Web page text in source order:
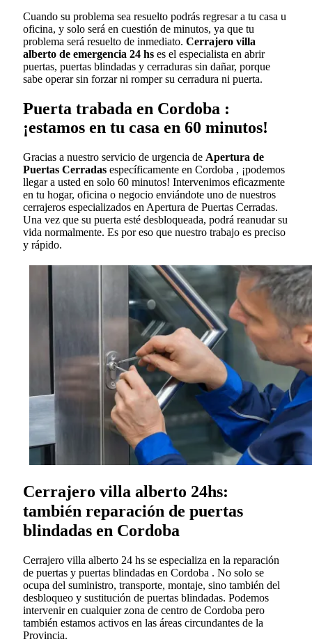
Cuando su problema sea resuelto podrás regresar a tu casa u
oficina, y solo será en cuestión de minutos, ya que tu
problema será resuelto de inmediato. Cerrajero villa
alberto de emergencia 24 hs es el especialista en abrir
puertas, puertas blindadas y cerraduras sin dañar, porque
sabe operar sin forzar ni romper su cerradura ni puerta.
Puerta trabada en Cordoba :
¡estamos en tu casa en 60 minutos!
Gracias a nuestro servicio de urgencia de Apertura de
Puertas Cerradas específicamente en Cordoba , ¡podemos
llegar a usted en solo 60 minutos! Intervenimos eficazmente
en tu hogar, oficina o negocio enviándote uno de nuestros
cerrajeros especializados en Apertura de Puertas Cerradas.
Una vez que su puerta esté desbloqueada, podrá reanudar su
vida normalmente. Es por eso que nuestro trabajo es preciso
y rápido.
Cerrajero villa alberto 24hs:
también reparación de puertas
blindadas en Cordoba
Cerrajero villa alberto 24 hs se especializa en la reparación
de puertas y puertas blindadas en Cordoba . No solo se
ocupa del suministro, transporte, montaje, sino también del
desbloqueo y sustitución de puertas blindadas. Podemos
intervenir en cualquier zona de centro de Cordoba pero
también estamos activos en las áreas circundantes de la
Provincia.